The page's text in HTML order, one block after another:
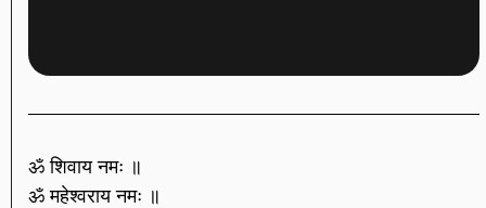
ॐ शिवाय नमः ॥
ॐ महेश्वराय नमः ॥